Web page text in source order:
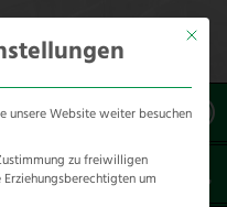
Wolfschutzzaun für
Mit
unsere Website weiter besuchen
zu freiwilligen
um